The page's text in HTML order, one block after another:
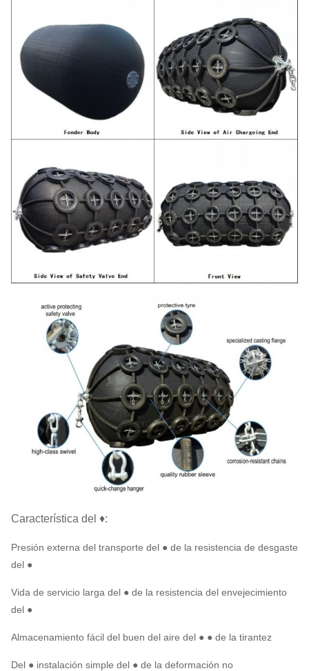
Característica del ♦:
Presión externa del transporte del ● de la resistencia de desgaste
del ●
Vida de servicio larga del ● de la resistencia del envejecimiento
del ●
Almacenamiento fácil del buen del aire del ● ● de la tirantez
Del ● instalación simple del ● de la deformación no